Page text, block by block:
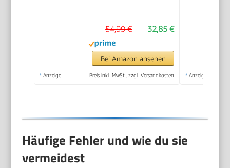
Herzwaffeleisen im
Slim-Design, ca. 1.200
W Leistung, schwarz,
WA 2106
32,85 €
54,99 €
Bei Amazon ansehen
* Anzeige Preis inkl. MwSt., zzgl. Versandkosten * Anzeige
Häufige Fehler und wie du sie
vermeidest